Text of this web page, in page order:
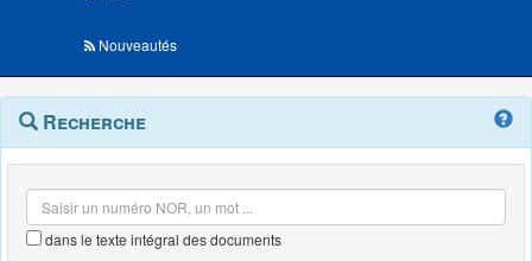
Nouveautés
Navigation
outils
Menu
contextuel
Recherche
dans le texte intégral des documents